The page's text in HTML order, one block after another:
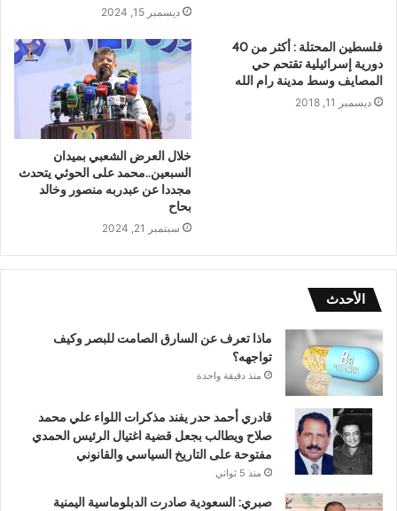
ديسمبر 15, 2024
فلسطين المحتلة : أكثر من 40
دورية إسرائيلية تقتحم حي
المصايف وسط مدينة رام الله
ديسمبر 11, 2018
خلال العرض الشعبي بميدان
السبعين..محمد على الحوثي يتحدث
مجددا عن عبدربه منصور وخالد
بحاح
سبتمبر 21, 2024
الأحدث
ماذا تعرف عن السارق الصامت للبصر وكيف
تواجهه؟
منذ دقيقة واحدة
قادري أحمد حدر يفند مذكرات اللواء علي محمد
صلاح ويطالب بجعل قضية اغتيال الرئيس الحمدي
مفتوحة على التاريخ السياسي والقانوني
منذ 5 ثواني
صبري: السعودية صادرت الدبلوماسية اليمنية